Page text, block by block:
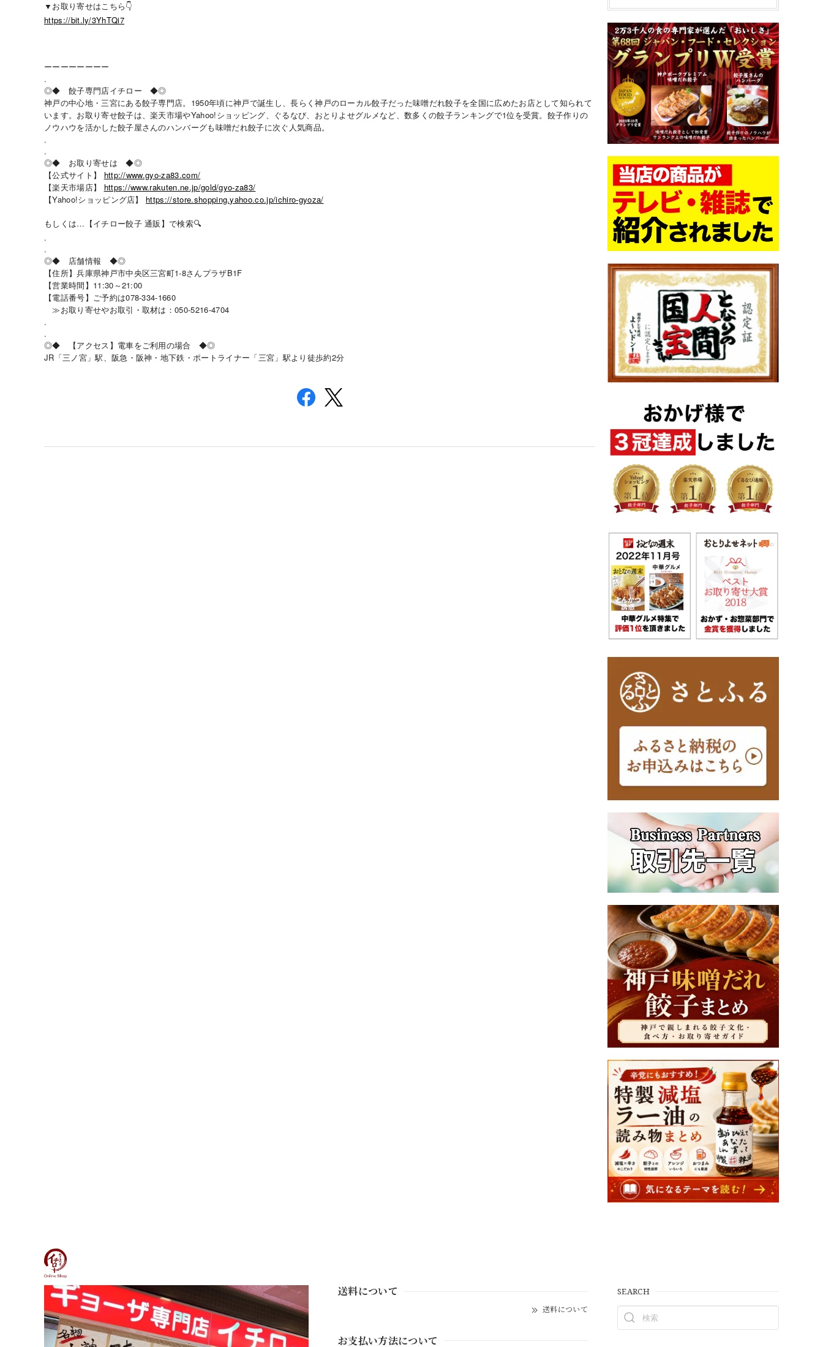
▼お取り寄せはこちら👇
https://bit.ly/3YhTQi7
ーーーーーーーー
.
◎◆ 餃子専門店イチロー ◆◎
神戸の中心地・三宮にある餃子専門店。1950年頃に神戸で誕生し、長らく神戸のローカル餃子だった味噌だれ餃子を全国に広めたお店として知られて
います。お取り寄せ餃子は、楽天市場やYahoo!ショッピング、ぐるなび、おとりよせグルメなど、数多くの餃子ランキングで1位を受賞。餃子作りの
ノウハウを活かした餃子屋さんのハンバーグも味噌だれ餃子に次ぐ人気商品。
.
.
◎◆ お取り寄せは ◆◎
【公式サイト】 http://www.gyo-za83.com/
【楽天市場店】 https://www.rakuten.ne.jp/gold/gyo-za83/
【Yahoo!ショッピング店】 https://store.shopping.yahoo.co.jp/ichiro-gyoza/
もしくは…【イチロー餃子 通販】で検索🔍
.
.
◎◆ 店舗情報 ◆◎
【住所】兵庫県神戸市中央区三宮町1-8さんプラザB1F
【営業時間】11:30～21:00
【電話番号】ご予約は078-334-1660
≫お取り寄せやお取引・取材は：050-5216-4704
.
.
◎◆ 【アクセス】電車をご利用の場合 ◆◎
JR 「三ノ宮」駅、阪急・阪神・地下鉄・ポートライナー「三宮」駅より徒歩約2分
送料について
送料について
お支払い方法について
SEARCH